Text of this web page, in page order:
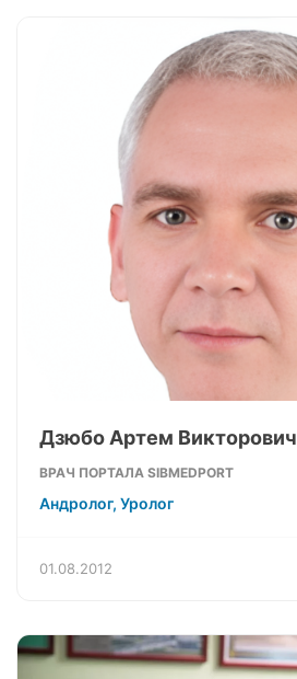
Дзюбо Артем Викторович
ВРАЧ ПОРТАЛА SIBMEDPORT
Андролог, Уролог
01.08.2012